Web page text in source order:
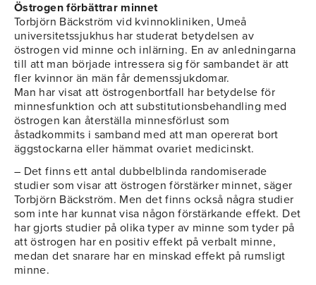
Östrogen förbättrar minnet
Torbjörn Bäckström vid kvinnokliniken, Umeå
universitetssjukhus har studerat betydelsen av
östrogen vid minne och inlärning. En av anledningarna
till att man började intressera sig för sambandet är att
fler kvinnor än män får demenssjukdomar.
Man har visat att östrogenbortfall har betydelse för
minnesfunktion och att substitutionsbehandling med
östrogen kan återställa minnesförlust som
åstadkommits i samband med att man opererat bort
äggstockarna eller hämmat ovariet medicinskt.
– Det finns ett antal dubbelblinda randomiserade
studier som visar att östrogen förstärker minnet, säger
Torbjörn Bäckström. Men det finns också några studier
som inte har kunnat visa någon förstärkande effekt. Det
har gjorts studier på olika typer av minne som tyder på
att östrogen har en positiv effekt på verbalt minne,
medan det snarare har en minskad effekt på rumsligt
minne.